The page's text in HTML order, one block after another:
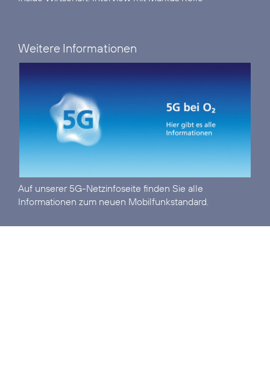
Weitere Informationen
Auf unserer 5G-Netzinfoseite finden Sie alle
Informationen zum neuen Mobilfunkstandard.